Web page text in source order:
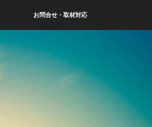
お問合せ・取材対応